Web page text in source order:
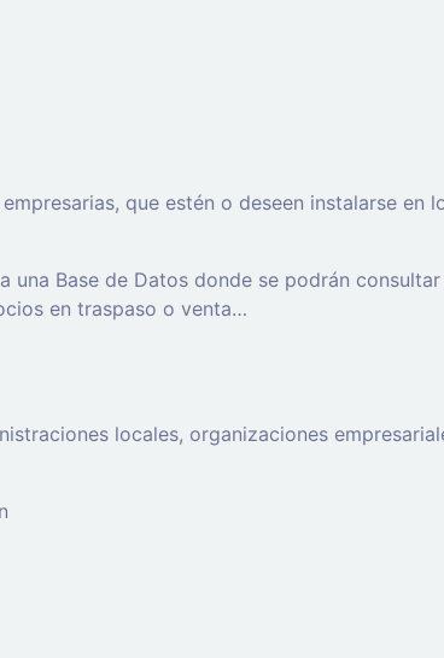
que estén o deseen instalarse
Base de Datos donde se podrán
en traspaso o venta…
locales, organizaciones